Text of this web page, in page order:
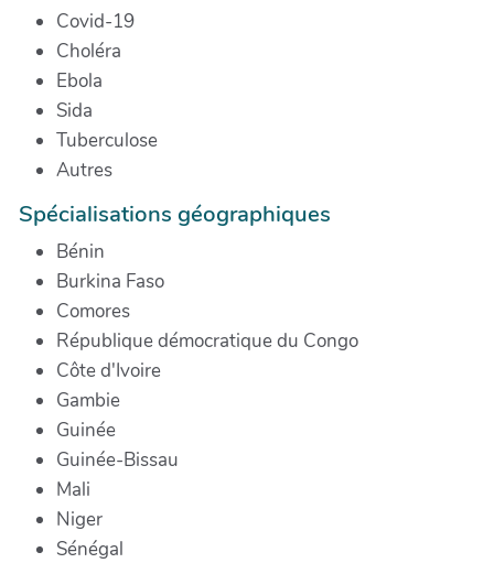
Covid-19
Choléra
Ebola
Sida
Tuberculose
Autres
Spécialisations géographiques
Bénin
Burkina Faso
Comores
République démocratique du Congo
Côte d'Ivoire
Gambie
Guinée
Guinée-Bissau
Mali
Niger
Sénégal